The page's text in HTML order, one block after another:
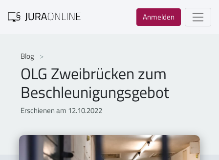
Anmelden
Blog
OLG Zweibrücken zum
Beschleunigungsgebot
Erschienen am 12.10.2022